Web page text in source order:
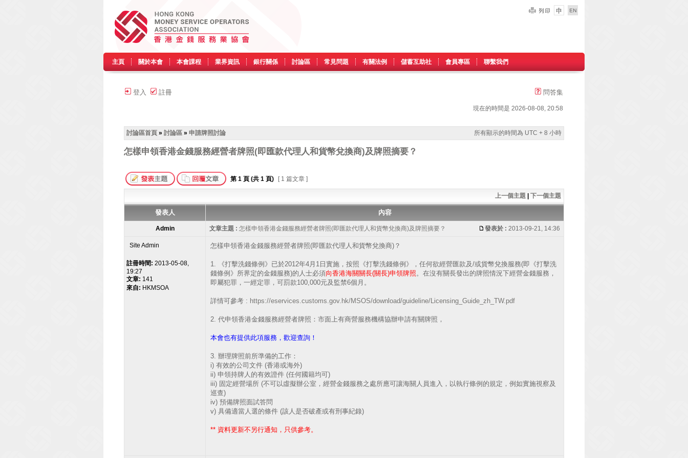
主頁 關於本會 本會課程 業界資訊 銀行關係 討論區 常見問題 有關法例 儲蓄互助社 會員專區 聯繫我們
登入 註冊 問答集
現在的時間是 2026-08-08, 20:58
討論區首頁 » 討論區 » 申請牌照討論 所有顯示的時間為 UTC + 8 小時
怎樣申領香港金錢服務經營者牌照(即匯款代理人和貨幣兌換商)及牌照摘要？
第 1 頁 (共 1 頁) [ 1 篇文章 ]
上一個主題 下一個主題
發表人 內容
Admin 文章主題 : 怎樣申領香港金錢服務經營者牌照(即匯款代理人和貨幣兌換商)及牌照摘要？ 發表於 : 2013-09-21, 14:36
Site Admin
註冊時間: 2013-05-08,
19:27
文章: 141
來自: HKMSOA
怎樣申領香港金錢服務經營者牌照(即匯款代理人和貨幣兌換商)？
1. 《打擊洗錢條例》已於2012年4月1日實施，按照《打擊洗錢條例》，任何欲經營匯款及/或貨幣兌換服務(即《打擊洗
錢條例》所界定的金錢服務)的人士必須向香港海關關長(關長)申領牌照。在沒有關長發出的牌照情況下經營金錢服務，
即屬犯罪，一經定罪，可罰款100,000元及監禁6個月。
詳情可參考 : https://eservices.customs.gov.hk/MSOS/download/guideline/Licensing_Guide_zh_TW.pdf
2. 代申領香港金錢服務經營者牌照：市面上有商營服務機構協辦申請有關牌照，
本會也有提供此項服務，歡迎查詢！
3. 辦理牌照前所準備的工作：
i) 有效的公司文件 (香港或海外)
ii) 申領持牌人的有效證件 (任何國籍均可)
iii) 固定經營場所 (不可以虛擬辦公室，經營金錢服務之處所應可讓海關人員進入，以執行條例的規定，例如實施視察及
巡查)
iv) 預備牌照面試答問
v) 具備適當人選的條件 (該人是否破產或有刑事紀錄)
** 資料更新不另行通知，只供參考。